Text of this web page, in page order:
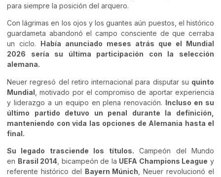
para siempre la posición del arquero.
Con lágrimas en los ojos y los guantes aún puestos, el histórico
guardameta abandonó el campo consciente de que cerraba
un ciclo. Había anunciado meses atrás que el Mundial
2026 sería su última participación con la selección
alemana.
Neuer regresó del retiro internacional para disputar su quinto
Mundial , motivado por el compromiso de aportar experiencia
y liderazgo a un equipo en plena renovación. Incluso en su
último partido detuvo un penal durante la definición,
manteniendo con vida las opciones de Alemania hasta el
final.
Su legado trasciende los títulos. Campeón del Mundo
en Brasil 2014 , bicampeón de la UEFA Champions League y
referente histórico del Bayern Múnich , Neuer revolucionó el